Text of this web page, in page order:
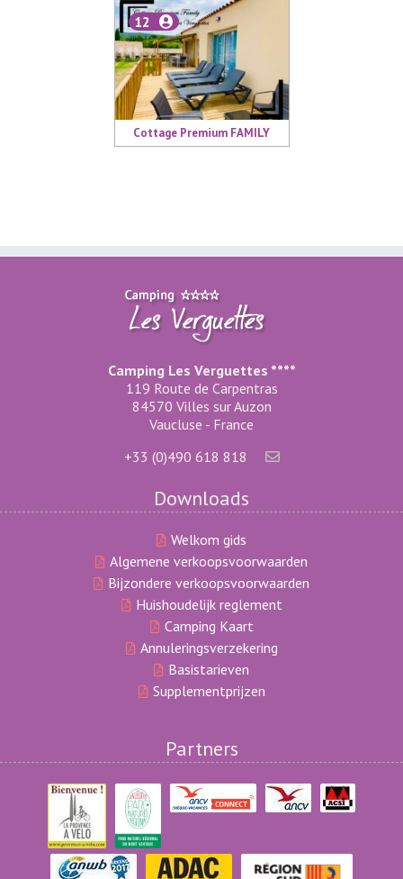
Cottage Premium FAMILY
12
Camping Les Verguettes ****
119 Route de Carpentras
84570 Villes sur Auzon
Vaucluse - France
+33 (0)490 618 818
Downloads
Welkom gids
Algemene verkoopsvoorwaarden
Bijzondere verkoopsvoorwaarden
Huishoudelijk reglement
Camping Kaart
Annuleringsverzekering
Basistarieven
Supplementprijzen
Partners